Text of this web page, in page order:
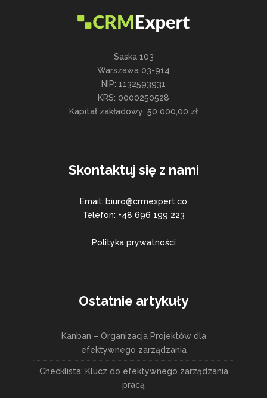
Saska 103
Warszawa 03-914
NIP: 1132593931
KRS: 0000250528
Kapitał zakładowy: 50 000,00 zł
Skontaktuj się z nami
Email: biuro@crmexpert.co
Telefon: +48 696 199 223
Polityka prywatności
Ostatnie artykuły
Kanban – Organizacja Projektów dla
efektywnego zarządzania
Checklista: Klucz do efektywnego zarządzania
pracą